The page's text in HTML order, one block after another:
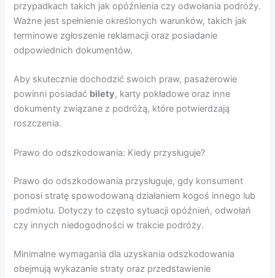
przypadkach takich jak opóźnienia czy odwołania podróży.
Ważne jest spełnienie określonych warunków, takich jak
terminowe zgłoszenie reklamacji oraz posiadanie
odpowiednich dokumentów.
Aby skutecznie dochodzić swoich praw, pasażerowie
powinni posiadać bilety, karty pokładowe oraz inne
dokumenty związane z podróżą, które potwierdzają
roszczenia.
Prawo do odszkodowania: Kiedy przysługuje?
Prawo do odszkodowania przysługuje, gdy konsument
ponosi stratę spowodowaną działaniem kogoś innego lub
podmiotu. Dotyczy to często sytuacji opóźnień, odwołań
czy innych niedogodności w trakcie podróży.
Minimalne wymagania dla uzyskania odszkodowania
obejmują wykazanie straty oraz przedstawienie